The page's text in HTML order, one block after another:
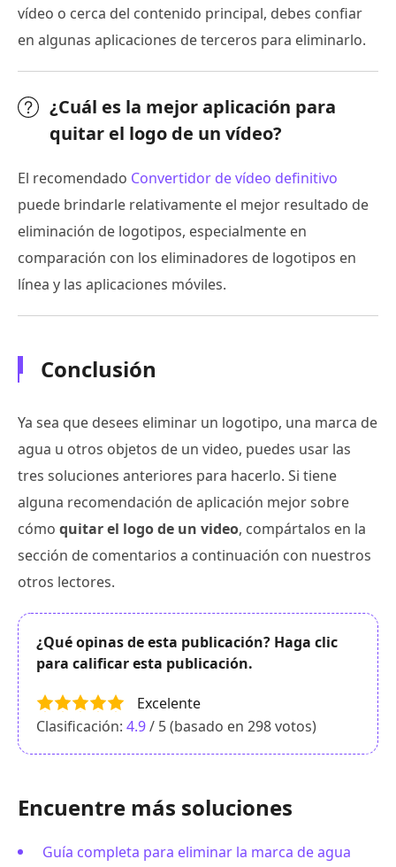
vídeo o cerca del contenido principal, debes confiar
en algunas aplicaciones de terceros para eliminarlo.
¿Cuál es la mejor aplicación para
quitar el logo de un vídeo?
El recomendado Convertidor de vídeo definitivo
puede brindarle relativamente el mejor resultado de
eliminación de logotipos, especialmente en
comparación con los eliminadores de logotipos en
línea y las aplicaciones móviles.
Conclusión
Ya sea que desees eliminar un logotipo, una marca de
agua u otros objetos de un video, puedes usar las
tres soluciones anteriores para hacerlo. Si tiene
alguna recomendación de aplicación mejor sobre
cómo quitar el logo de un video, compártalos en la
sección de comentarios a continuación con nuestros
otros lectores.
¿Qué opinas de esta publicación? Haga clic
para calificar esta publicación.
Excelente
Clasificación: 4.9/ 5 (basado en 298votos)
Encuentre más soluciones
Guía completa para eliminar la marca de agua